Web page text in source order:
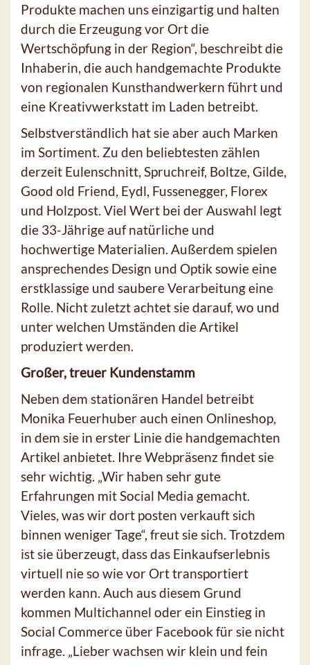
Produkte machen uns einzigartig und halten
durch die Erzeugung vor Ort die
Wertschöpfung in der Region“, beschreibt die
Inhaberin, die auch handgemachte Produkte
von regionalen Kunsthandwerkern führt und
eine Kreativwerkstatt im Laden betreibt.
Selbstverständlich hat sie aber auch Marken
im Sortiment. Zu den beliebtesten zählen
derzeit Eulenschnitt, Spruchreif, Boltze, Gilde,
Good old Friend, Eydl, Fussenegger, Florex
und Holzpost. Viel Wert bei der Auswahl legt
die 33-Jährige auf natürliche und
hochwertige Materialien. Außerdem spielen
ansprechendes Design und Optik sowie eine
erstklassige und saubere Verarbeitung eine
Rolle. Nicht zuletzt achtet sie darauf, wo und
unter welchen Umständen die Artikel
produziert werden.
Großer, treuer Kundenstamm
Neben dem stationären Handel betreibt
Monika Feuerhuber auch einen Onlineshop,
in dem sie in erster Linie die handgemachten
Artikel anbietet. Ihre Webpräsenz findet sie
sehr wichtig. „Wir haben sehr gute
Erfahrungen mit Social Media gemacht.
Vieles, was wir dort posten verkauft sich
binnen weniger Tage“, freut sie sich. Trotzdem
ist sie überzeugt, dass das Einkaufserlebnis
virtuell nie so wie vor Ort transportiert
werden kann. Auch aus diesem Grund
kommen Multichannel oder ein Einstieg in
Social Commerce über Facebook für sie nicht
infrage. „Lieber wachsen wir klein und fein